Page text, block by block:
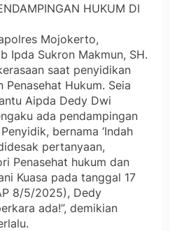
HUKUM DI
Mojokerto,
Ipda Sukron Makmun, SH.
saat penyidikan
Hukum. Seia
Aipda Dedy Dwi
ada pendampingan
bernama ‘Indah
pertanyaan,
Penasehat hukum dan
Kuasa pada tanggal 17
8/5/2025), Dedy
ada!”, demikian